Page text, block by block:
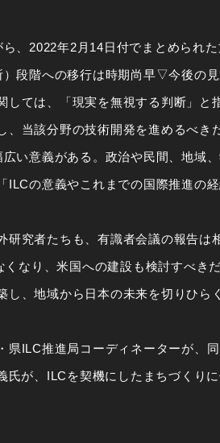
、2022年2月14日付でまとめられ
段階への移行は時期尚早▽今後の見
ては、「現実を無視する判断」と
当該分野の技術開発を進めるべき
い意義がある。政治や民間、地域
の意義やこれまでの国際推進の
究者たちも、有識者会議の報告は
なり、米国への建設も検討すべき
し、地域から日本の未来を切りひら
ILC推進局コーディネーターが、
が、ILCを契機にしたまちづくり